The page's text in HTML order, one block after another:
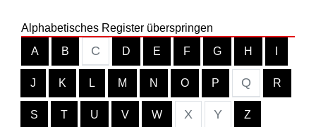
Alphabetisches Register überspringen
A
B C D E F G H
J K L M N O P Q R
S T U V W X Y Z